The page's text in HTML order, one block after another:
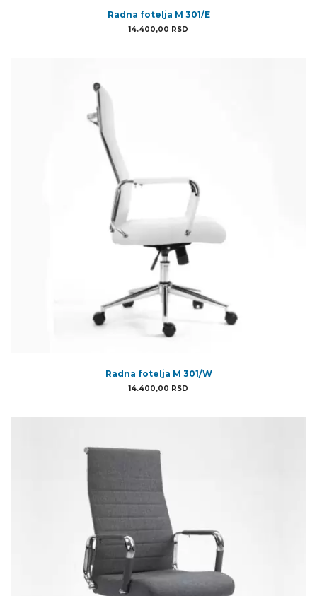
Radna fotelja M 301/E
14.400,00 RSD
Radna fotelja M 301/W
14.400,00 RSD